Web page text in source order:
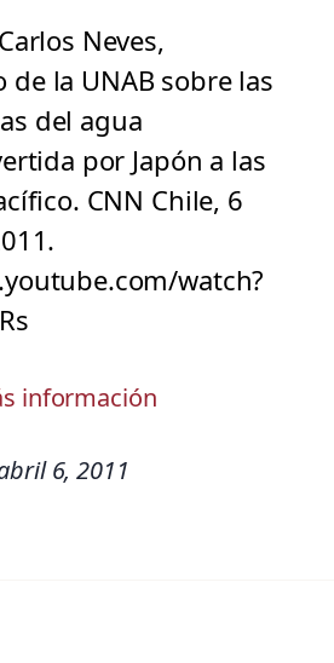
Neves,
de la UNAB sobre las
del agua
por Japón a las
CNN Chile, 6
watch?
información
6, 2011